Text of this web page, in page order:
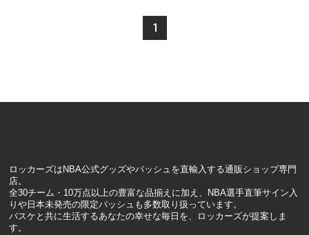
1
ロッカーズはNBA公式グッズやバッシュを直輸入する通販ショップ専門
店。
全30チーム・10万点以上の豊富な品揃えに加え、NBA選手直筆サイン入
りや日本未発売の限定バッシュも多数取り扱っています。
バスケと共に生活するあなたの幸せな毎日を、ロッカーズが提案しま
す。